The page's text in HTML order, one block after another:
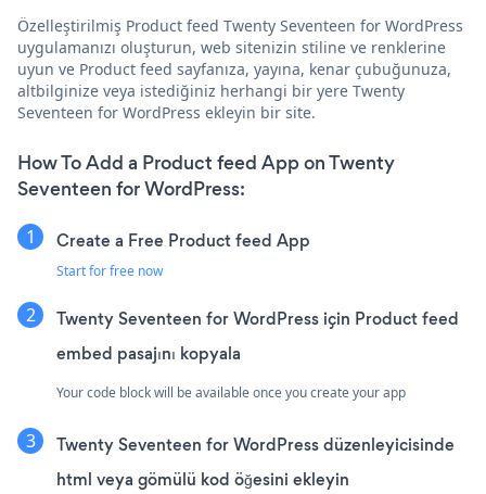
Özelleştirilmiş Product feed Twenty Seventeen for WordPress
uygulamanızı oluşturun, web sitenizin stiline ve renklerine
uyun ve Product feed sayfanıza, yayına, kenar çubuğunuza,
altbilginize veya istediğiniz herhangi bir yere Twenty
Seventeen for WordPress ekleyin bir site.
How To Add a Product feed App on Twenty
Seventeen for WordPress:
Create a Free Product feed App
Start for free now
Twenty Seventeen for WordPress için Product feed
embed pasajını kopyala
Your code block will be available once you create your app
Twenty Seventeen for WordPress düzenleyicisinde
html veya gömülü kod öğesini ekleyin